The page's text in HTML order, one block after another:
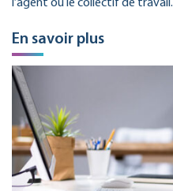
l’agent ou le collectif de travail.
En savoir plus